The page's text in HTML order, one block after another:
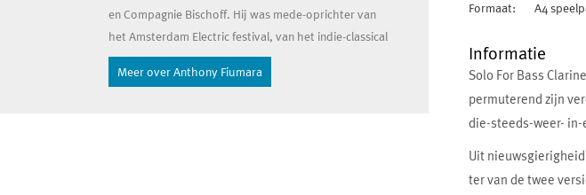
en Compagnie Bischoff. Hij was mede-oprichter van
het Amsterdam Electric festival, van het indie-classical
ensemble Lunapark en het onafhankelijke platenlabel
Alaska Records. In 2022 voltooide hij de Master
Meer over Anthony Fiumara
Formaat:
A4
Informatie
Solo For Bass
permuterend zijn
die-steeds-weer-
Uit
ter van de twee